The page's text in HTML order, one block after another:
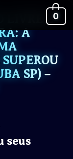
0
LIVRE E
A
SP) –
seus